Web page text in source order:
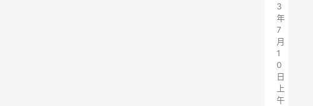
3
年
7
月
1
0
日
上
午